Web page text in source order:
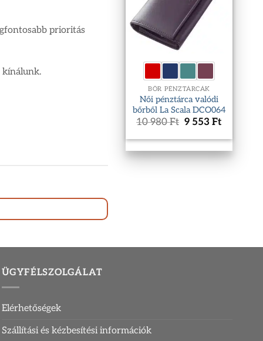
prioritás
kínálunk.
BŐR PÉNZTÁRCÁK
Női pénztárca valódi
bőrből La Scala DCO064
10 980Ft Original
was:
10
980 Ft.
9 553Ft
is:
9
553 Ft.
ÜGYFÉLSZOLGÁLAT
Elérhetőségek
Szállítási és kézbesítési információk